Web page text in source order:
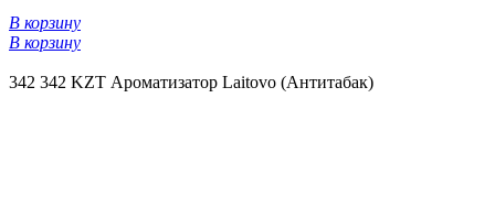
В корзину
В корзину
342 342 KZT Ароматизатор Laitovo (Антитабак)